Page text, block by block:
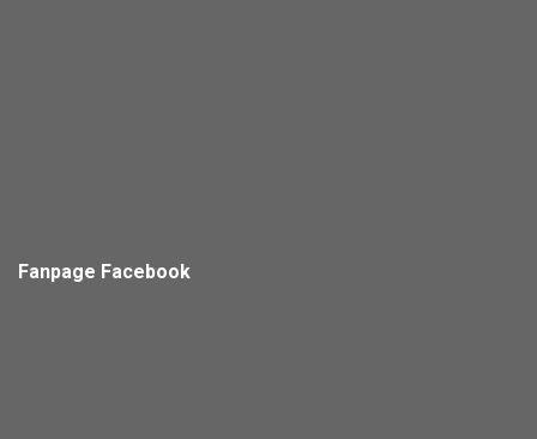
Fanpage Facebook